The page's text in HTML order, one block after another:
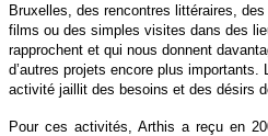
Bruxelles, des rencontres littéraires,
films ou des simples visites dans des
rapprochent et qui nous donnent
d’autres projets encore plus
activité jaillit des besoins et des désirs
Pour ces activités, Arthis a reçu en